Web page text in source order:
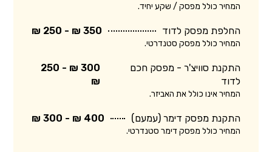
המחיר כולל מפסק / שקע יחיד.
החלפת מפסק לדוד 350 ₪ - 250 ₪
המחיר כולל מפסק סטנדרטי.
התקנת סוויצ'ר - מפסק חכם
לדוד
300 ₪ - 250
₪
המחיר אינו כולל את האביזר.
התקנת מפסק דימר (עמעם) 400 ₪ - 300 ₪
המחיר כולל מפסק דימר סטנדרטי.